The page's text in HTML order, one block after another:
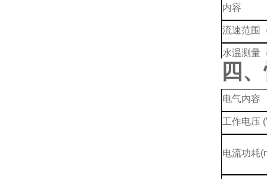
内容
流速范围
水温测量
水深
（m）
四
电气内容
工作电压
电流功耗